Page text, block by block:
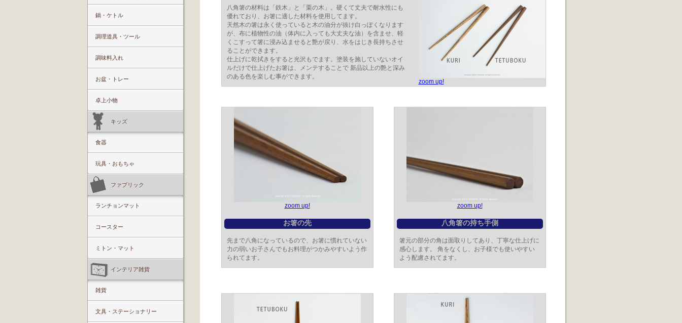
鍋・ケトル
調理道具・ツール
調味料入れ
お盆・トレー
卓上小物
キッズ
食器
玩具・おもちゃ
ファブリック
ランチョンマット
コースター
ミトン・マット
インテリア雑貨
雑貨
文具・ステーショナリー
zoom up!
八角箸の材料は「鉄木」と「栗の木」。硬くて丈夫で耐水性にも
優れており、お箸に適した材料を使用してます。
天然木の箸は永く使っていると木の油分が抜け白っぽくなります
が、布に植物性の油（体内に入っても大丈夫な油）を含ませ、軽
くこすって箸に浸み込ませると艶が戻り、水をはじき長持ちさせ
ることができます。
仕上げに乾拭きをすると光沢もでます。塗装を施していないオイ
ルだけで仕上げたお箸は、メンテすることで 新品以上の艶と深み
のある色を楽しむ事ができます。
zoom up!
お箸の先
先まで八角になっているので、お箸に慣れていない
力の弱いお子さんでもお料理がつかみやすいよう作
られてます。
zoom up!
八角箸の持ち手側
箸元の部分の角は面取りしてあり、丁寧な仕上げに
感心します。 角をなくし、お子様でも使いやすい
よう配慮されてます。